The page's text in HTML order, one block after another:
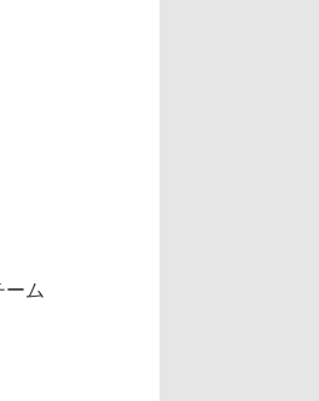
ム